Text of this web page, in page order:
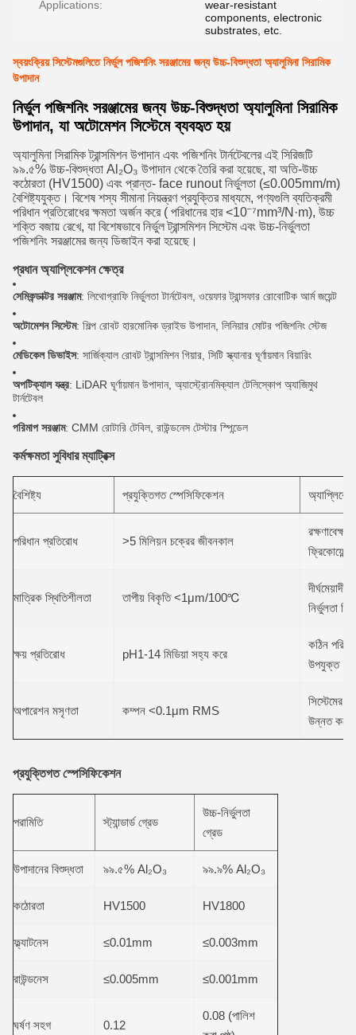
Applications:
wear-resistant
components, electronic
substrates, etc.
স্বয়ংক্রিয় সিস্টেমগুলিতে নির্ভুল পজিশনিং সরঞ্জামের জন্য উচ্চ-বিশুদ্ধতা অ্যালুমিনা সিরামিক
উপাদান
নির্ভুল পজিশনিং সরঞ্জামের জন্য উচ্চ-বিশুদ্ধতা অ্যালুমিনা সিরামিক
উপাদান, যা অটোমেশন সিস্টেমে ব্যবহৃত হয়
অ্যালুমিনা সিরামিক ট্রান্সমিশন উপাদান এবং পজিশনিং টার্নটেবলের এই সিরিজটি
৯৯.৫% উচ্চ-বিশুদ্ধতা Al₂O₃ উপাদান থেকে তৈরি করা হয়েছে, যা অতি-উচ্চ
কঠোরতা (HV1500) এবং প্রান্ত- face runout নির্ভুলতা (≤0.005mm/m)
বৈশিষ্ট্যযুক্ত। বিশেষ শস্য সীমানা নিয়ন্ত্রণ প্রযুক্তির মাধ্যমে, পণ্যগুলি ব্যতিক্রমী
পরিধান প্রতিরোধের ক্ষমতা অর্জন করে ( পরিধানের হার <10⁻⁷mm³/N·m), উচ্চ
শক্তি বজায় রেখে, যা বিশেষভাবে নির্ভুল ট্রান্সমিশন সিস্টেম এবং উচ্চ-নির্ভুলতা
পজিশনিং সরঞ্জামের জন্য ডিজাইন করা হয়েছে।
প্রধান অ্যাপ্লিকেশন ক্ষেত্র
সেমিকন্ডাক্টর সরঞ্জাম: লিথোগ্রাফি নির্ভুলতা টার্নটেবল, ওয়েফার ট্রান্সফার রোবোটিক আর্ম জয়েন্ট
অটোমেশন সিস্টেম: শিল্প রোবট হারমোনিক ড্রাইভ উপাদান, লিনিয়ার মোটর পজিশনিং স্টেজ
মেডিকেল ডিভাইস: সার্জিক্যাল রোবট ট্রান্সমিশন গিয়ার, সিটি স্ক্যানার ঘূর্ণায়মান বিয়ারিং
অপটিক্যাল যন্ত্র: LiDAR ঘূর্ণায়মান উপাদান, অ্যাস্ট্রোনমিক্যাল টেলিস্কোপ অ্যাজিমুথ
টার্নটেবল
পরিমাপ সরঞ্জাম: CMM রোটারি টেবিল, রাউন্ডনেস টেস্টার স্পিন্ডেল
কর্মক্ষমতা সুবিধার ম্যাট্রিক্স
বৈশিষ্ট্য প্রযুক্তিগত স্পেসিফিকেশন
পরিধান প্রতিরোধ >5 মিলিয়ন চক্রের জীবনকাল
মাত্রিক স্থিতিশীলতা তাপীয় বিকৃতি <1μm/100℃
দীর্ঘমেয়াদী
নির্ভুলতা
ক্ষয় প্রতিরোধ pH1-14 মিডিয়া সহ্য করে
কঠিন
উপযুক্ত
অপারেশন মসৃণতা কম্পন <0.1μm RMS
সিস্টেমের
উন্নত করে
প্রযুক্তিগত স্পেসিফিকেশন
পরামিতি স্ট্যান্ডার্ড গ্রেড
উচ্চ-নির্ভুলতা
গ্রেড
উপাদানের বিশুদ্ধতা ৯৯.৫% Al₂O₃ ৯৯.৯% Al₂O₃
কঠোরতা HV1500 HV1800
ফ্ল্যাটনেস ≤0.01mm ≤0.003mm
রাউন্ডনেস ≤0.005mm ≤0.001mm
ঘর্ষণ সহগ 0.12
0.08 (পালিশ